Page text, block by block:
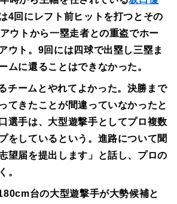
4回にレフト前ヒットを打つとその
ウトから一塁走者との重盗でホー
ウト。9回には四球で出塁し三塁ま
ムに還ることはできなかった。
チームとやれてよかった。決勝まで
てきたことが間違っていなかったと
選手は、大型遊撃手としてプロ複数
をしているという。進路について聞
望届を提出します」と話し、プロの
。
台の大型遊撃手が大勢候補と